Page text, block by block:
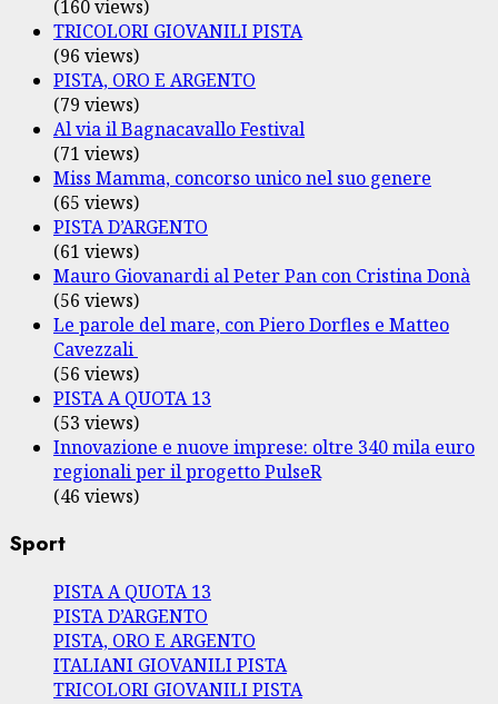
(160 views)
TRICOLORI GIOVANILI PISTA
(96 views)
PISTA, ORO E ARGENTO
(79 views)
Al via il Bagnacavallo Festival
(71 views)
Miss Mamma, concorso unico nel suo genere
(65 views)
PISTA D’ARGENTO
(61 views)
Mauro Giovanardi al Peter Pan con Cristina Donà
(56 views)
Le parole del mare, con Piero Dorfles e Matteo
Cavezzali
(56 views)
PISTA A QUOTA 13
(53 views)
Innovazione e nuove imprese: oltre 340 mila euro
regionali per il progetto PulseR
(46 views)
Sport
PISTA A QUOTA 13
PISTA D’ARGENTO
PISTA, ORO E ARGENTO
ITALIANI GIOVANILI PISTA
TRICOLORI GIOVANILI PISTA